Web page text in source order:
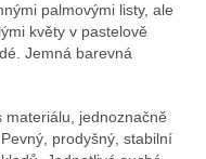
palmovými listy, ale
květy v pastelově
Jemná barevná
materiálu, jednoznačně
prodyšný, stabilní